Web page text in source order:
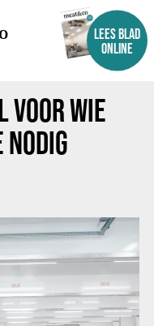
LEES BLAD
ONLINE
VOOR WIE